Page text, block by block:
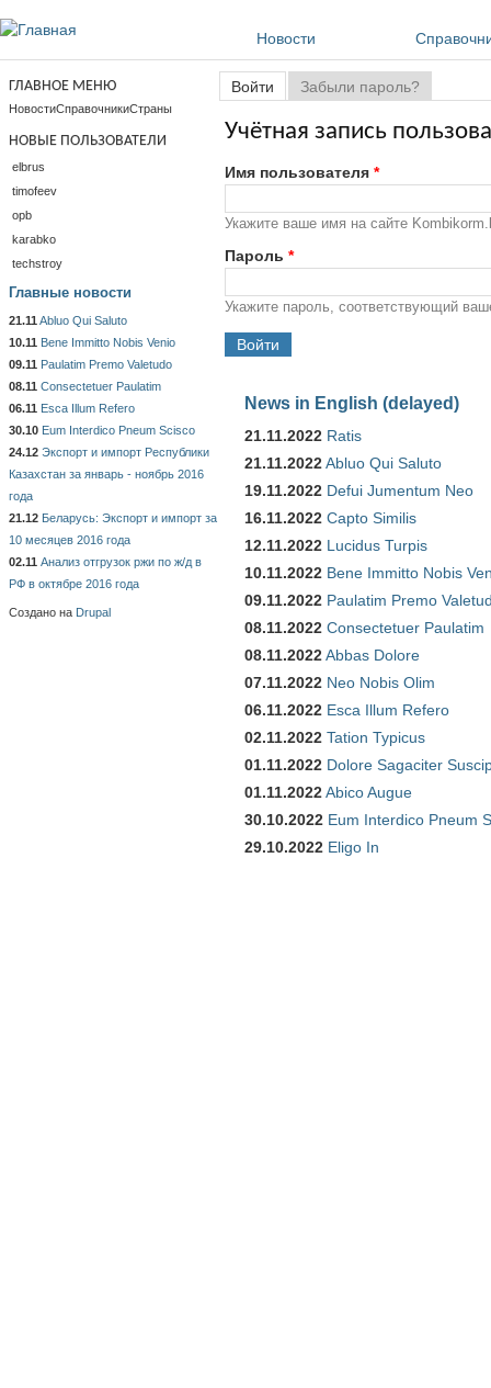
Новости
Главные вкладки
Войти (активная вкладка)
Забыли пароль?
Учётная запись
Имя пользователя *
Укажите ваше имя на сайте
Пароль *
Укажите пароль, соответствующий
News in English (delayed)
21.11.2022 Ratis
21.11.2022Abluo Qui Saluto
19.11.2022 Defui Jumentum Neo
16.11.2022 Capto Similis
12.11.2022 Lucidus Turpis
10.11.2022 Bene Immitto Nobis
09.11.2022 Paulatim Premo
08.11.2022 Consectetuer Paulatim
08.11.2022Abbas Dolore
07.11.2022 Neo Nobis Olim
06.11.2022 Esca Illum Refero
02.11.2022 Tation Typicus
01.11.2022 Dolore Sagaciter
01.11.2022Abico Augue
30.10.2022 Eum Interdico Pneum
29.10.2022 Eligo In
ГЛАВНОЕ МЕНЮ
НовостиСправочникиСтраны
НОВЫЕ ПОЛЬЗОВАТЕЛИ
elbrus
timofeev
opb
karabko
techstroy
Главные новости
21.11 Abluo Qui Saluto
10.11 Bene Immitto Nobis Venio
09.11 Paulatim Premo Valetudo
08.11 Consectetuer Paulatim
06.11 Esca Illum Refero
30.10 Eum Interdico Pneum Scisco
24.12 Экспорт и импорт Республики
Казахстан за январь - ноябрь 2016
года
21.12 Беларусь: Экспорт и импорт за
10 месяцев 2016 года
02.11 Анализ отгрузок ржи по ж/д в
РФ в октябре 2016 года
Создано на Drupal